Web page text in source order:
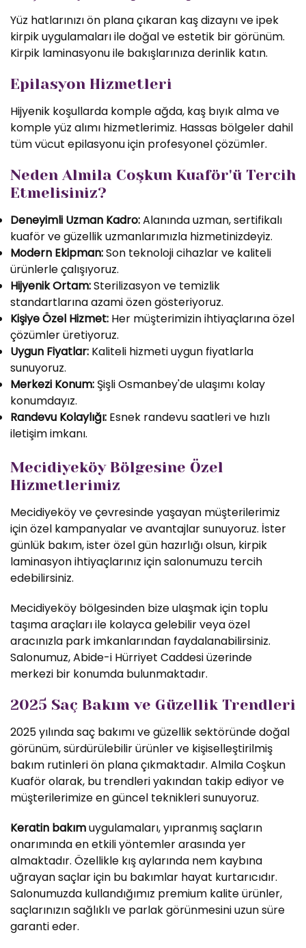
Yüz hatlarınızı ön plana çıkaran kaş dizaynı ve ipek
kirpik uygulamaları ile doğal ve estetik bir görünüm.
Kirpik laminasyonu ile bakışlarınıza derinlik katın.
Epilasyon Hizmetleri
Hijyenik koşullarda komple ağda, kaş bıyık alma ve
komple yüz alımı hizmetlerimiz. Hassas bölgeler dahil
tüm vücut epilasyonu için profesyonel çözümler.
Neden Almila Coşkun Kuaför'ü Tercih
Etmelisiniz?
Deneyimli Uzman Kadro:Alanında uzman, sertifikalı
kuaför ve güzellik uzmanlarımızla hizmetinizdeyiz.
Modern Ekipman:Son teknoloji cihazlar ve kaliteli
ürünlerle çalışıyoruz.
Hijyenik Ortam:Sterilizasyon ve temizlik
standartlarına azami özen gösteriyoruz.
Kişiye Özel Hizmet: Her müşterimizin ihtiyaçlarına özel
çözümler üretiyoruz.
Uygun Fiyatlar: Kaliteli hizmeti uygun fiyatlarla
sunuyoruz.
Merkezi Konum: Şişli Osmanbey'de ulaşımı kolay
konumdayız.
Randevu Kolaylığı: Esnek randevu saatleri ve hızlı
iletişim imkanı.
Mecidiyeköy Bölgesine Özel
Hizmetlerimiz
Mecidiyeköy ve çevresinde yaşayan müşterilerimiz
için özel kampanyalar ve avantajlar sunuyoruz. İster
günlük bakım, ister özel gün hazırlığı olsun, kirpik
laminasyon ihtiyaçlarınız için salonumuzu tercih
edebilirsiniz.
Mecidiyeköy bölgesinden bize ulaşmak için toplu
taşıma araçları ile kolayca gelebilir veya özel
aracınızla park imkanlarından faydalanabilirsiniz.
Salonumuz, Abide-i Hürriyet Caddesi üzerinde
merkezi bir konumda bulunmaktadır.
2025 Saç Bakım ve Güzellik Trendleri
2025 yılında saç bakımı ve güzellik sektöründe doğal
görünüm, sürdürülebilir ürünler ve kişiselleştirilmiş
bakım rutinleri ön plana çıkmaktadır. Almila Coşkun
Kuaför olarak, bu trendleri yakından takip ediyor ve
müşterilerimize en güncel teknikleri sunuyoruz.
Keratin bakımuygulamaları, yıpranmış saçların
onarımında en etkili yöntemler arasında yer
almaktadır. Özellikle kış aylarında nem kaybına
uğrayan saçlar için bu bakımlar hayat kurtarıcıdır.
Salonumuzda kullandığımız premium kalite ürünler,
saçlarınızın sağlıklı ve parlak görünmesini uzun süre
garanti eder.